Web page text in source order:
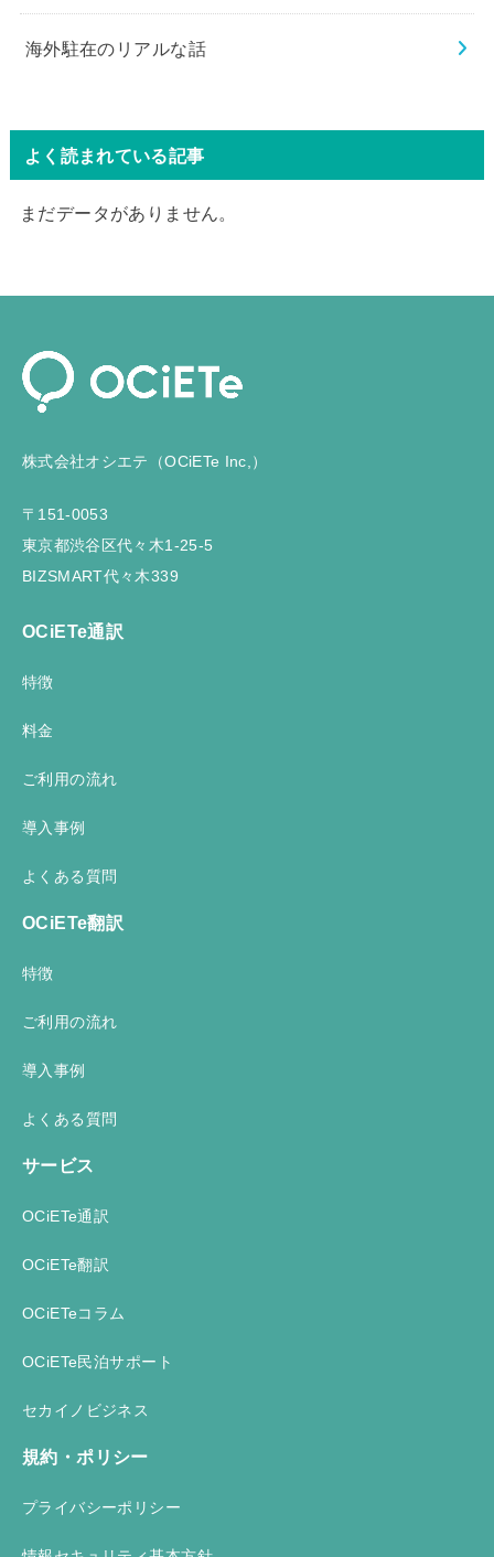
海外駐在のリアルな話
よく読まれている記事
まだデータがありません。
株式会社オシエテ（OCiETe Inc,）
〒151-0053
東京都渋谷区代々木1-25-5
BIZSMART代々木339
OCiETe通訳
特徴
料金
ご利用の流れ
導入事例
よくある質問
OCiETe翻訳
特徴
ご利用の流れ
導入事例
よくある質問
サービス
OCiETe通訳
OCiETe翻訳
OCiETeコラム
OCiETe民泊サポート
セカイノビジネス
規約・ポリシー
プライバシーポリシー